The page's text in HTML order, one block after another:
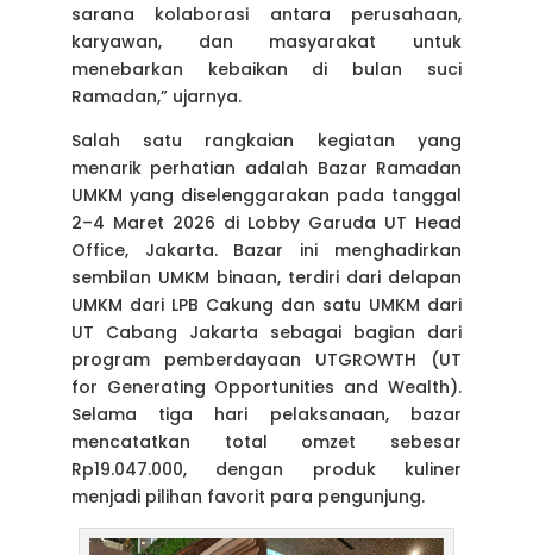
sarana kolaborasi antara perusahaan,
karyawan, dan masyarakat untuk
menebarkan kebaikan di bulan suci
Ramadan,” ujarnya.
Salah satu rangkaian kegiatan yang
menarik perhatian adalah Bazar Ramadan
UMKM yang diselenggarakan pada tanggal
2–4 Maret 2026 di Lobby Garuda UT Head
Office, Jakarta. Bazar ini menghadirkan
sembilan UMKM binaan, terdiri dari delapan
UMKM dari LPB Cakung dan satu UMKM dari
UT Cabang Jakarta sebagai bagian dari
program pemberdayaan UTGROWTH (UT
for Generating Opportunities and Wealth).
Selama tiga hari pelaksanaan, bazar
mencatatkan total omzet sebesar
Rp19.047.000, dengan produk kuliner
menjadi pilihan favorit para pengunjung.